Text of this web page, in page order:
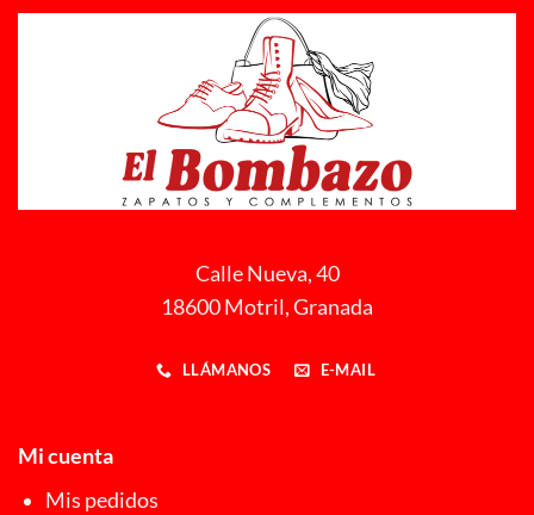
Calle Nueva, 40
18600 Motril, Granada
LLÁMANOS E-MAIL
Mi cuenta
Mis pedidos